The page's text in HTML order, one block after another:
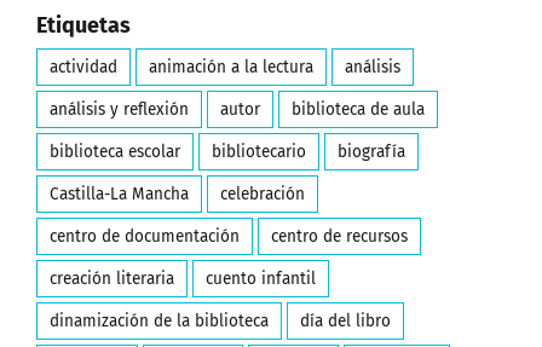
Etiquetas
actividad animación a la lectura análisis
análisis y reflexión autor biblioteca de aula
biblioteca escolar bibliotecario biografía
Castilla-La Mancha celebración
centro de documentación centro de recursos
creación literaria cuento infantil
dinamización de la biblioteca día del libro